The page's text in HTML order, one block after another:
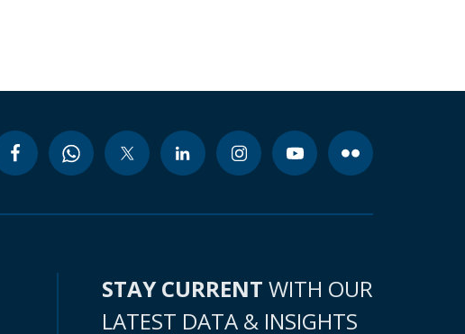
STAY CURRENT WITH OUR
LATEST DATA & INSIGHTS